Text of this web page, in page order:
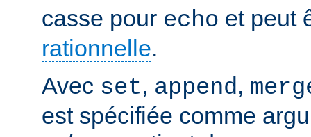
casse pour echo et peut
rationnelle.
Avec set, append,
est spécifiée comme